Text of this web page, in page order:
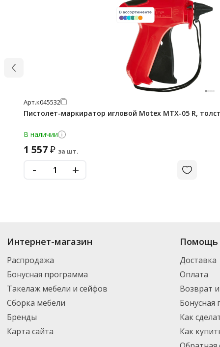
Арт.к045532
Пистолет-маркиратор игловой Motex MTX-05 R,
В наличии
1 557₽ за шт.
- +
Интернет-магазин
Распродажа
Бонусная программа
Такелаж мебели и сейфов
Сборка мебели
Бренды
Карта сайта
Помощь
Доставка
Оплата
Возврат
Бонусная
Как
Как